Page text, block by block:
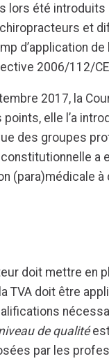
lors été introduits
et
d’application
2006/112/
2017, la
elle l’a
des groupes
a
(para)médicale
doit mettre en
TVA doit être
de qualité
par les